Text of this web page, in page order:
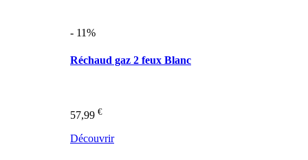
- 11%
Réchaud gaz 2 feux Blanc
57,99 €
Découvrir